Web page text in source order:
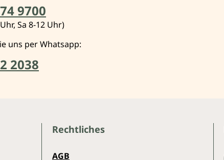
9700
Sa 8-12 Uhr)
uns per Whatsapp:
2038
Rechtliches
AGB